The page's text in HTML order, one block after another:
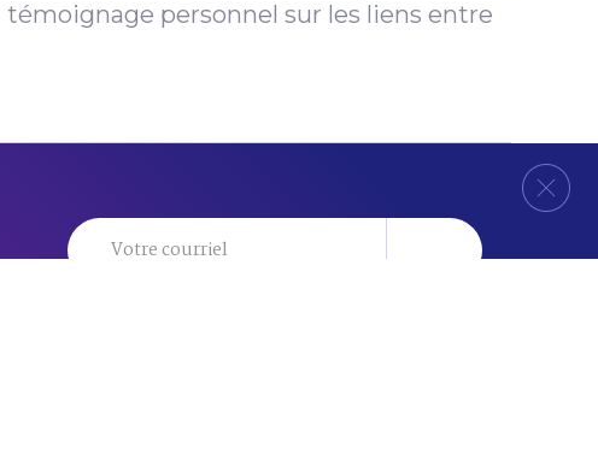
témoignage personnel sur les liens entre